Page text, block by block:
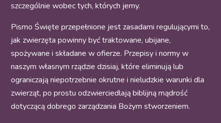
szczególnie wobec tych, których jemy.
Pismo Święte przepełnione jest zasadami regulującymi to,
jak zwierzęta powinny być traktowane, ubijane,
spożywane i składane w ofierze. Przepisy i normy w
naszym własnym rządzie dzisiaj, które eliminują lub
ograniczają niepotrzebnie okrutne i nieludzkie warunki dla
zwierząt, po prostu odzwierciedlają biblijną mądrość
dotyczącą dobrego zarządzania Bożym stworzeniem.